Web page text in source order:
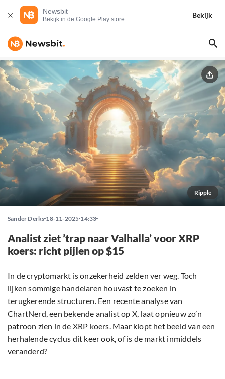
Newsbit
Bekijk in de Google Play store
Bekijk
Ripple
Sander Derks 18-11-2025 14:33
Analist ziet ’trap naar Valhalla’ voor XRP
koers: richt pijlen op $15
In de cryptomarkt is onzekerheid zelden ver weg. Toch
lijken sommige handelaren houvast te zoeken in
terugkerende structuren. Een recenteanalysevan
ChartNerd, een bekende analist op X, laat opnieuw zo’n
patroon zien in de XRP koers. Maar klopt het beeld van een
herhalende cyclus dit keer ook, of is de markt inmiddels
veranderd?